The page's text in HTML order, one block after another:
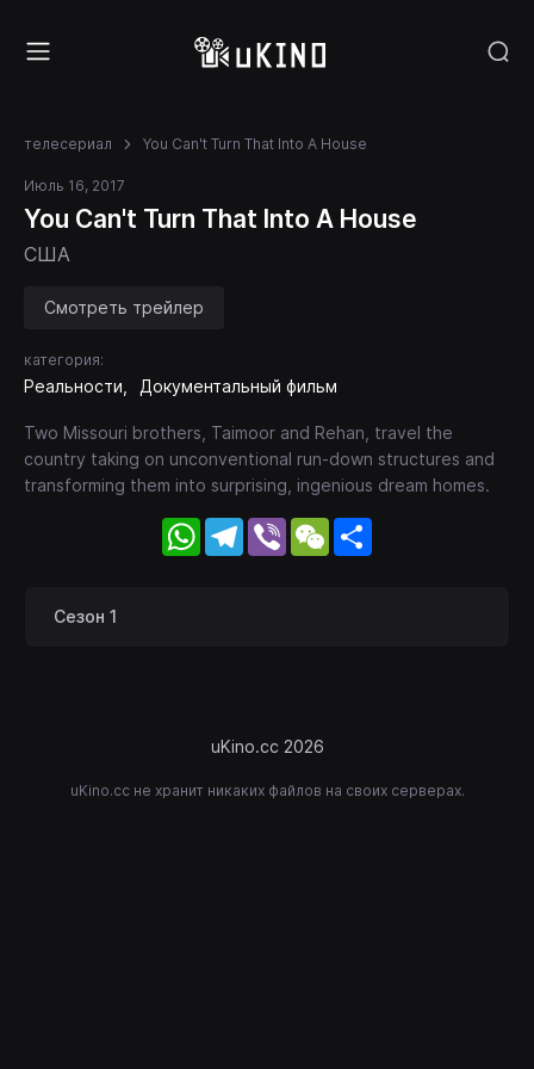
телесериал You Can't Turn That Into A House
Июль 16, 2017
You Can't Turn That Into A House
США
Смотреть трейлер
категория:
Реальности Документальный фильм
Two Missouri brothers, Taimoor and Rehan, travel the
country taking on unconventional run-down structures and
transforming them into surprising, ingenious dream homes.
WhatsApp
Telegram
Viber WeChat
Сезон 1
uKino.cc 2026
uKino.cc не хранит никаких файлов на своих серверах.